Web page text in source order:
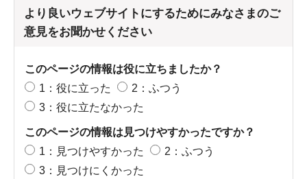
より良いウェブサイトにするためにみなさまのご
意見をお聞かせください
このページの情報は役に立ちましたか？
1：役に立った
2：ふつう
3：役に立たなかった
このページの情報は見つけやすかったですか？
1：見つけやすかった
2：ふつう
3：見つけにくかった